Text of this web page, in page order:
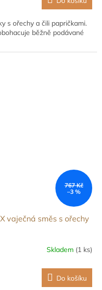
s ořechy a čili papričkami.
běžně podávané
767 Kč
–3 %
vaječná směs s ořechy
Skladem (1 ks)
Do košíku